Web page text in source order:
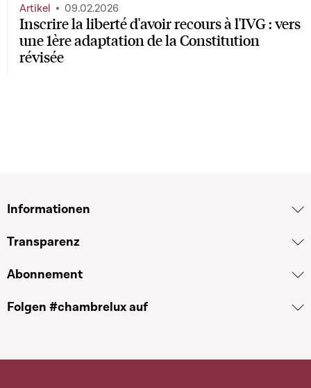
Inscrire la liberté d'avoir recours à l'IVG : vers
une 1ère adaptation de la Constitution
révisée
Artikel 09.02.2026
Informationen
Transparenz
Abonnement
Folgen #chambrelux auf